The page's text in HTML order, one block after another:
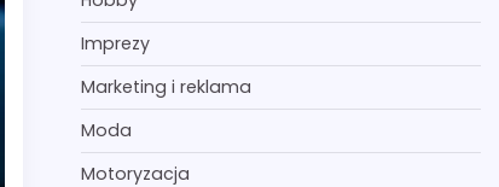
Imprezy
Marketing i reklama
Moda
Motoryzacja